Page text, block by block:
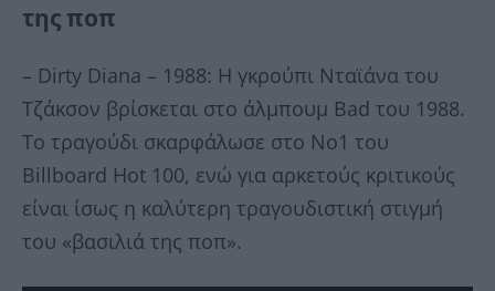
της ποπ
– Dirty Diana – 1988: H γκρούπι Νταϊάνα του
Τζάκσον βρίσκεται στο άλμπουμ Bad του 1988.
Το τραγούδι σκαρφάλωσε στο No1 του
Billboard Hot 100, ενώ για αρκετούς κριτικούς
είναι ίσως η καλύτερη τραγουδιστική στιγμή
του «βασιλιά της ποπ».